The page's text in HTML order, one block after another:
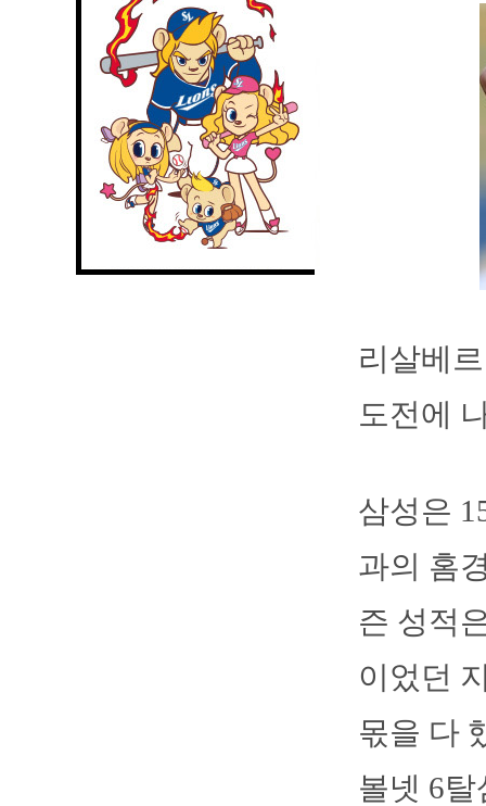
리살베
도전에
삼성은
과의 홈
즌 성적
이었던
몫을 다
볼넷 6